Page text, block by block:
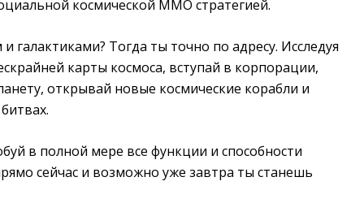
космической ММО стратегией.
галактиками? Тогда ты точно по адресу. Исследуя
карты космоса, вступай в корпорации,
открывай новые космические корабли и
в полной мере все функции и способности
сейчас и возможно уже завтра ты станешь